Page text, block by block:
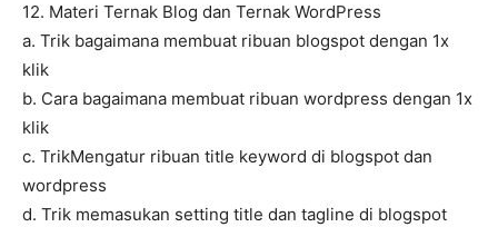
12. Materi Ternak Blog dan Ternak WordPress
a. Trik bagaimana membuat ribuan blogspot dengan 1x
klik
b. Cara bagaimana membuat ribuan wordpress dengan 1x
klik
c. TrikMengatur ribuan title keyword di blogspot dan
wordpress
d. Trik memasukan setting title dan tagline di blogspot